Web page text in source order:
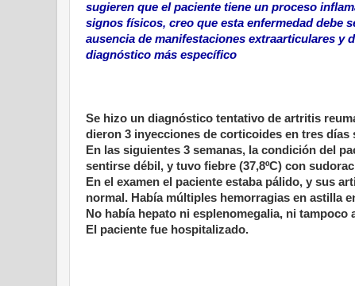
sugieren que el paciente tiene un proceso
signos físicos, creo que esta enfermedad debe
ausencia de manifestaciones extraarticulares y
diagnóstico más específico
Se hizo un diagnóstico tentativo de artritis
dieron 3 inyecciones de corticoides en tres días
En las siguientes 3 semanas, la condición del
sentirse débil, y tuvo fiebre (37,8ºC) con
En el examen el paciente estaba pálido, y sus
normal. Había múltiples hemorragias en astilla
No había hepato ni esplenomegalia, ni tampoco
El paciente fue hospitalizado.